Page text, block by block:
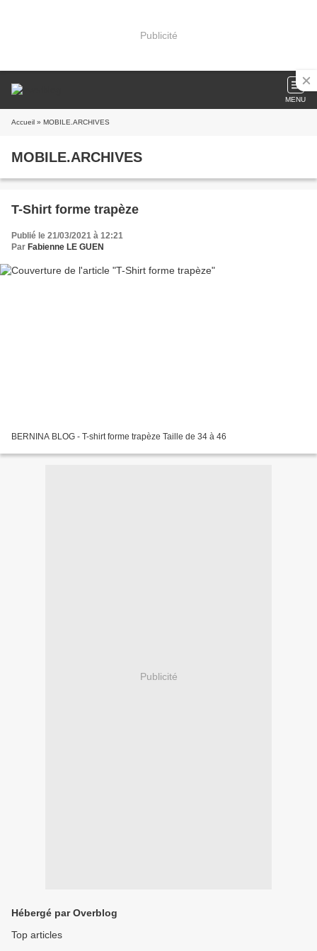
Publicité
MENU
Accueil » MOBILE.ARCHIVES
MOBILE.ARCHIVES
T-Shirt forme trapèze
Publié le 21/03/2021 à 12:21
Par Fabienne LE GUEN
BERNINA BLOG - T-shirt forme trapèze Taille de 34 à 46
Publicité
Hébergé par Overblog
Top articles